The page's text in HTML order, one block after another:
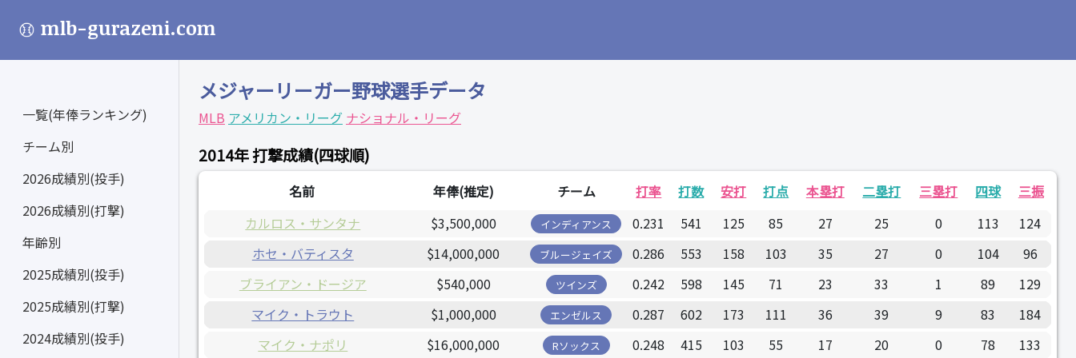
mlb-gurazeni.com
一覧(年俸ランキング)
チーム別
2026成績別(投手)
2026成績別(打撃)
年齢別
2025成績別(投手)
2025成績別(打撃)
2024成績別(投手)
メジャーリーガー野球選手データ
MLB アメリカン・リーグ ナショナル・リーグ
2014年 打撃成績(四球順)
名前 年俸(推定) チーム 打率 打数 安打 打点 本塁打 二塁打 三塁打 四球
三振
カルロス・サンタナ
$3,500,000 インディアンス 0.231 541 125 85 27 25 0 113
124
ホセ・バティスタ
$14,000,000 ブルージェイズ 0.286 553 158 103 35 27 0 104
96
ブライアン・ドージア
$540,000 ツインズ 0.242 598 145 71 23 33 1 89
129
マイク・トラウト
$1,000,000 エンゼルス 0.287 602 173 111 36 39 9 83
184
マイク・ナポリ
$16,000,000 Rソックス 0.248 415 103 55 17 20 0 78 133